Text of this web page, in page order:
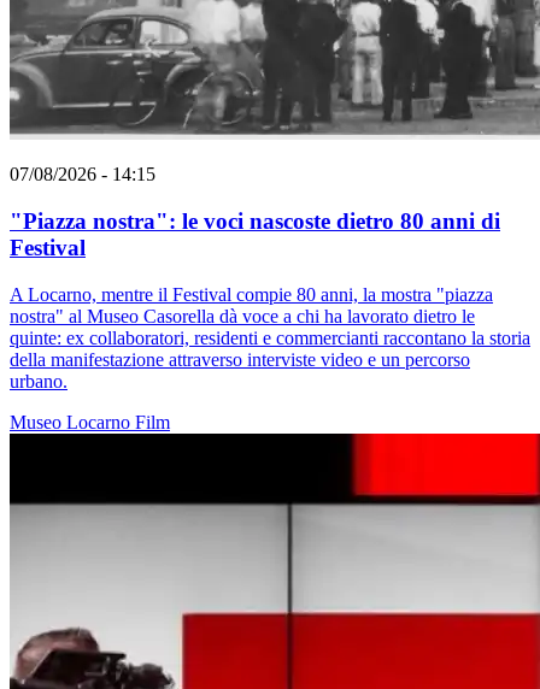
07/08/2026 - 14:15
"Piazza nostra": le voci nascoste dietro 80 anni di
Festival
A Locarno, mentre il Festival compie 80 anni, la mostra "piazza
nostra" al Museo Casorella dà voce a chi ha lavorato dietro le
quinte: ex collaboratori, residenti e commercianti raccontano la storia
della manifestazione attraverso interviste video e un percorso
urbano.
Museo Locarno Film